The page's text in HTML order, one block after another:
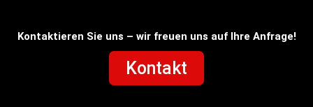
Kontaktieren Sie uns – wir freuen uns auf Ihre Anfrage!
Kontakt